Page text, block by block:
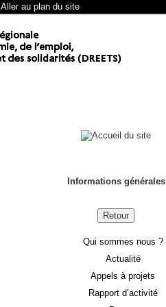
Aller au plan du site
Informations générales
Retour
Qui sommes nous ?
Actualité
Appels à projets
Rapport d’activité